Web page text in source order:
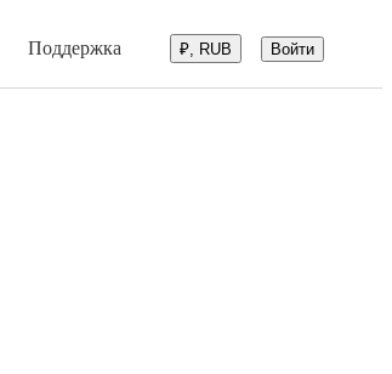
Поддержка ₽, RUB Войти